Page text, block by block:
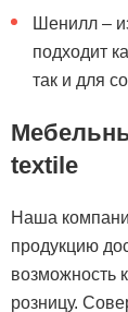
Шенилл –
подходит
так и для
textile
Наша
продукцию
возможность
розницу.